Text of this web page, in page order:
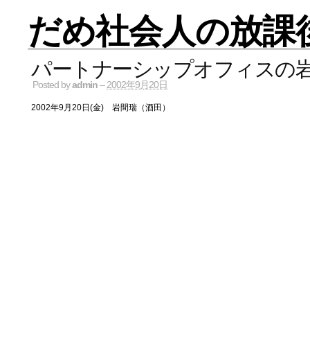
だめ社会人の放課
パートナーシップオフィスの
Posted byadmin –2002年9月20日
2002年9月20日(金) 岩間瑞（酒田）